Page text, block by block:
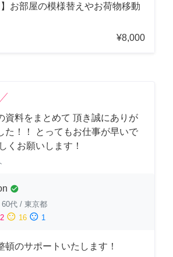
】お部屋の模様替えやお荷物移動
¥8,000
資料をまとめて 頂き誠にありが
た！！ とってもお仕事が早いで
くお願いします！
check_circle
60代 / 東京都
sentiment_neutral 16 sentiment_dissatisfied 1
頓のサポートいたします！